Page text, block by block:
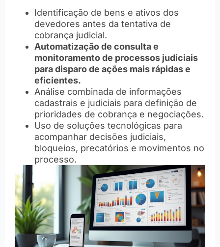
Identificação de bens e ativos dos
devedores antes da tentativa de
cobrança judicial.
Automatização de consulta e
monitoramento de processos judiciais
para disparo de ações mais rápidas e
eficientes.
Análise combinada de informações
cadastrais e judiciais para definição de
prioridades de cobrança e negociações.
Uso de soluções tecnológicas para
acompanhar decisões judiciais,
bloqueios, precatórios e movimentos no
processo.